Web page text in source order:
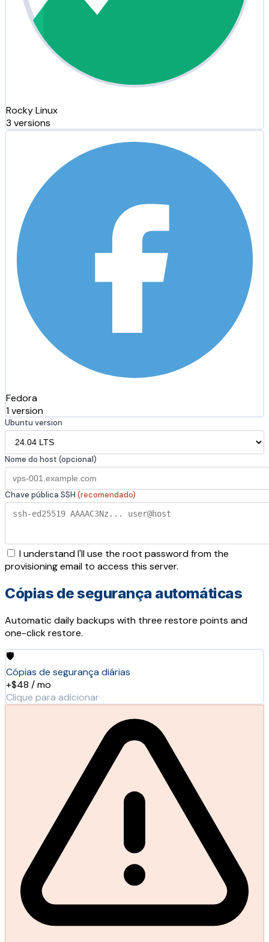
Rocky Linux
3 versions
Fedora
1 version
Ubuntu version
Nome do host (opcional)
Chave pública SSH (recomendado)
I understand I'll use the root password from the
provisioning email to access this server.
Cópias de segurança automáticas
Automatic daily backups with three restore points and
one-click restore.
🛡️
Cópias de segurança diárias
+$48 / mo
Clique para adicionar